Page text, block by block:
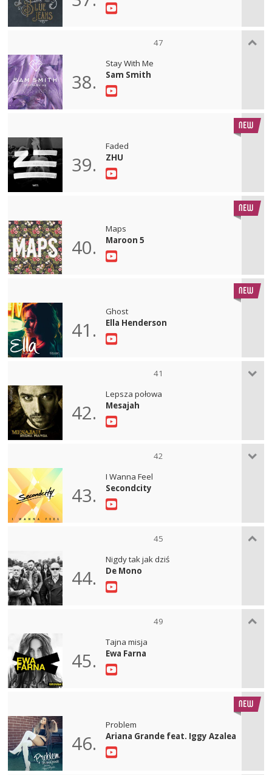
47
38.
Stay With Me
Sam Smith
39.
Faded
ZHU
40.
Maps
Maroon 5
41.
Ghost
Ella Henderson
41
42.
Lepsza połowa
Mesajah
42
43.
I Wanna Feel
Secondcity
45
44.
Nigdy tak jak dziś
De Mono
49
45.
Tajna misja
Ewa Farna
46.
Problem
Ariana Grande feat. Iggy Azalea